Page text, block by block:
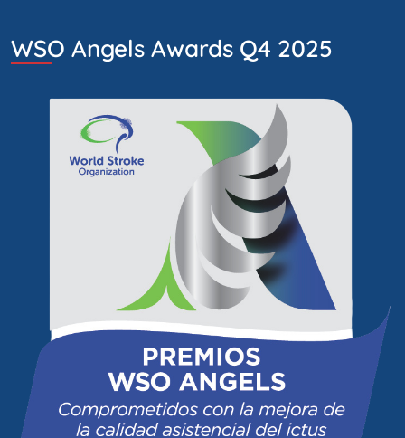
WSO Angels Awards Q4 2025